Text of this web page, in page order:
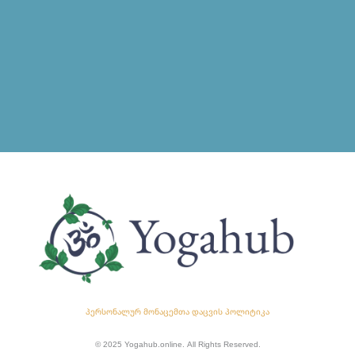
პერსონალურ მონაცემთა დაცვის პოლიტიკა
© 2025 Yogahub.online. All Rights Reserved.